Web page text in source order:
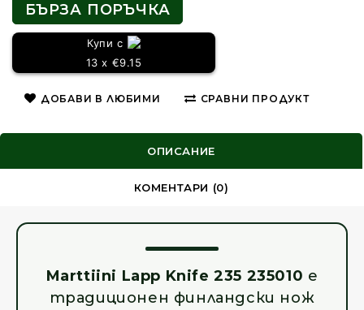
БЪРЗА ПОРЪЧКА
Купи с
13 x €9.15
ДОБАВИ В ЛЮБИМИ СРАВНИ ПРОДУКТ
ОПИСАНИЕ
КОМЕНТАРИ (0)
Marttiini Lapp Knife 235 235010 е
традиционен финландски нож